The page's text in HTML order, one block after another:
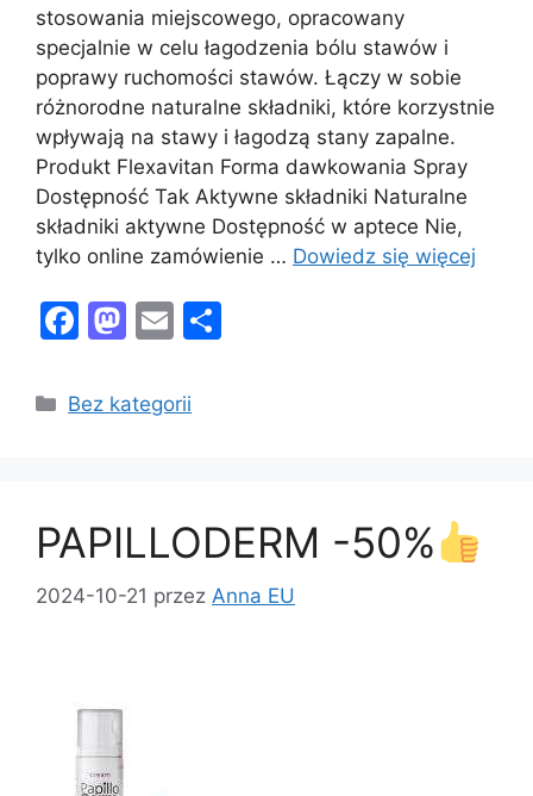
stosowania miejscowego, opracowany
specjalnie w celu łagodzenia bólu stawów i
poprawy ruchomości stawów. Łączy w sobie
różnorodne naturalne składniki, które korzystnie
wpływają na stawy i łagodzą stany zapalne.
Produkt Flexavitan Forma dawkowania Spray
Dostępność Tak Aktywne składniki Naturalne
składniki aktywne Dostępność w aptece Nie,
tylko online zamówienie … Dowiedz się więcej
F
c
o
k
M
st
n
E
ai
Kategorie
Bez kategorii
PAPILLODERM -50%
2024-10-21 przez Anna EU